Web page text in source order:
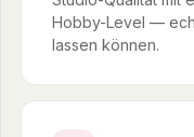
Hobby-Level —
lassen können.